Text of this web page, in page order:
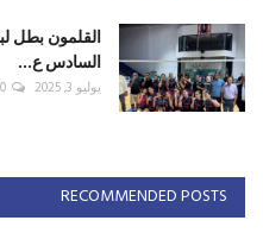
القلمون بطل
السادس ع...
يوليو 3, 2025 0
RECOMMENDED POSTS